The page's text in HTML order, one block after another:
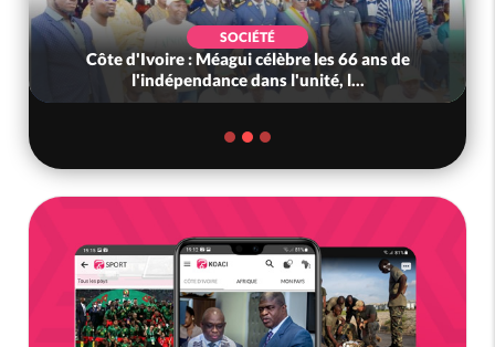
SOCIÉTÉ
Côte d'Ivoire : Méagui célèbre les 66 ans de
l'indépendance dans l'unité, l...